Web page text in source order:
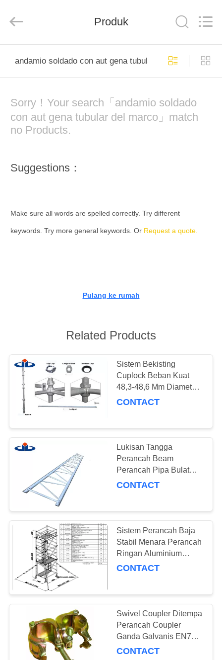
TENTANG
KITA
TUR
PABRIK
KONTROL
KUALITAS
SITEMAP
PRIVACY
POLICY
System
Rights
Produk
andamio soldado con aut gena tubular del marco
Sorry！Your search「andamio soldado
con aut gena tubular del marco」match
no Products.
Suggestions：
Make sure all words are spelled correctly. Try different
keywords. Try more general keywords. Or Request a quote.
Pulang ke rumah
Related Products
Sistem Bekisting
Cuplock Beban Kuat
48,3-48,6 Mm Diameter
Hemat Energi Untuk
CONTACT
Lukisan Tangga
Perancah Beam
Perancah Pipa Bulat
Tangga Tanpa Kait
CONTACT
Sistem Perancah Baja
Stabil Menara Perancah
Ringan Aluminium
Mobile
CONTACT
Swivel Coupler Ditempa
Perancah Coupler
Ganda Galvanis EN74
Drop Ditempa 48,3 ×
CONTACT